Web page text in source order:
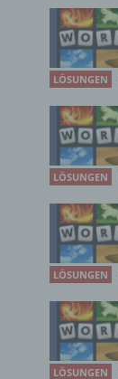
LÖSUNGEN
LÖSUNGEN
LÖSUNGEN
LÖSUNGEN